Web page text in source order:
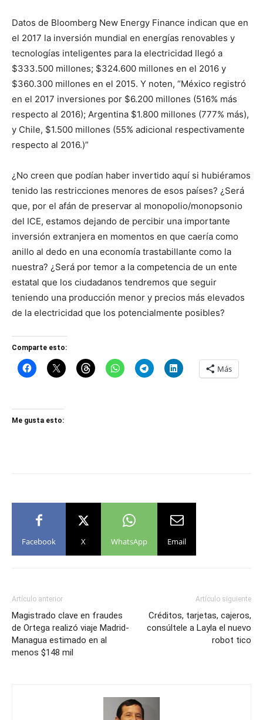
Datos de Bloomberg New Energy Finance indican que en
el 2017 la inversión mundial en energías renovables y
tecnologías inteligentes para la electricidad llegó a
$333.500 millones; $324.600 millones en el 2016 y
$360.300 millones en el 2015. Y noten, “México registró
en el 2017 inversiones por $6.200 millones (516% más
respecto al 2016); Argentina $1.800 millones (777% más),
y Chile, $1.500 millones (55% adicional respectivamente
respecto al 2016.)”
¿No creen que podían haber invertido aquí si hubiéramos
tenido las restricciones menores de esos países? ¿Será
que, por el afán de preservar al monopolio/monopsonio
del ICE, estamos dejando de percibir una importante
inversión extranjera en momentos en que caería como
anillo al dedo en una economía trastabillante como la
nuestra? ¿Será por temor a la competencia de un ente
estatal que los ciudadanos tendremos que seguir
teniendo una producción menor y precios más elevados
de la electricidad que los potencialmente posibles?
Comparte esto:
Más
Me gusta esto:
Facebook X WhatsApp Email
Artículo anterior
Magistrado clave en fraudes
de Ortega realizó viaje Madrid-
Managua estimado en al
menos $148 mil
Artículo siguiente
Créditos, tarjetas, cajeros,
consúltele a Layla el nuevo
robot tico